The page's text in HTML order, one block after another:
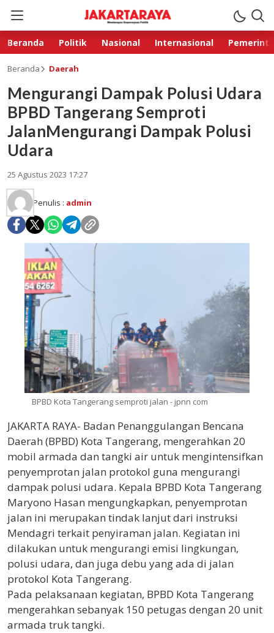
Beranda Politik Nasional Internasional
Beranda Daerah
Mengurangi Dampak Polusi Udara
BPBD Tangerang Semproti
JalanMengurangi Dampak Polusi
Udara
25 Agustus 2023 17:27
Penulis : admin
BPBD Kota Tangerang semproti jalan - jpnn com
JAKARTA RAYA- Badan Penanggulangan Bencana
Daerah (BPBD) Kota Tangerang, mengerahkan 20
mobil armada dan tangki air untuk mengintensifkan
penyemprotan jalan protokol guna mengurangi
dampak polusi udara. Kepala BPBD Kota Tangerang
Maryono Hasan mengungkapkan, penyemprotan
jalan ini merupakan tindak lanjut dari instruksi
Mendagri terkait penyiraman jalan. Kegiatan ini
dilakukan untuk mengurangi emisi lingkungan,
polusi udara, dan juga debu yang ada di jalan
protokol Kota Tangerang.
Pada pelaksanaan kegiatan, BPBD Kota Tangerang
mengerahkan sebanyak 150 petugas dengan 20 unit
armada truk tangki.